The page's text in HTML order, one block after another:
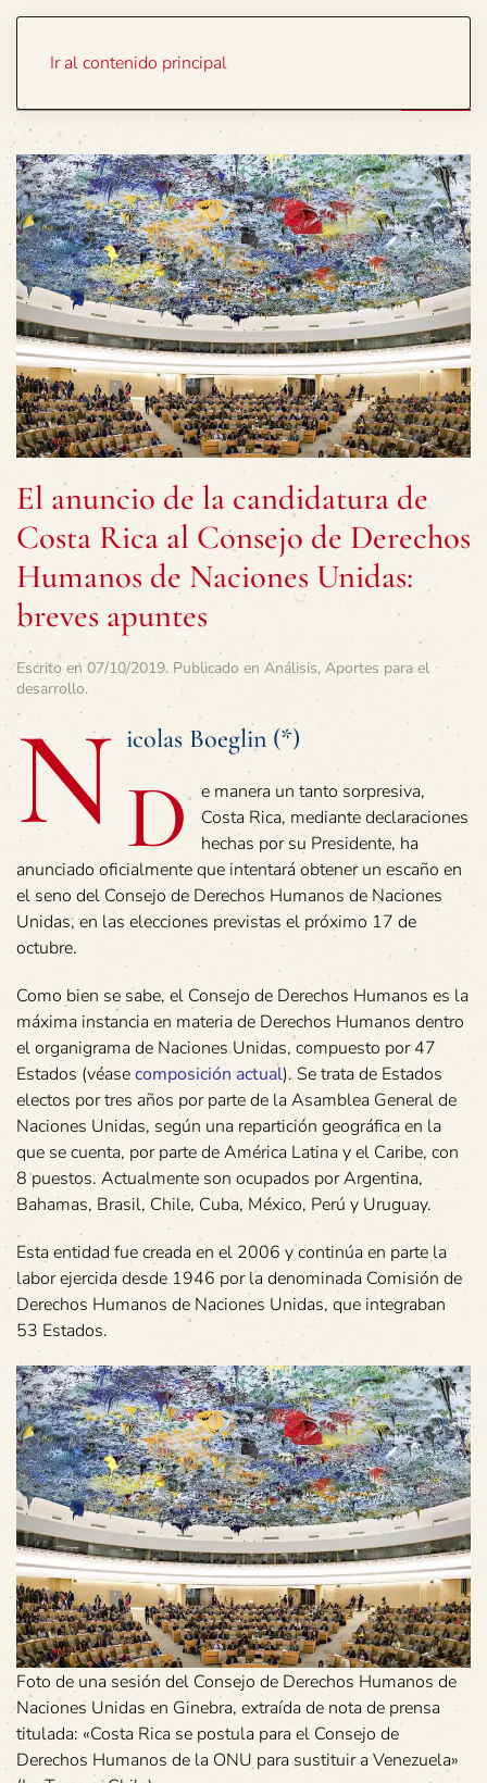
Ir al contenido principal
El anuncio de la candidatura de
Costa Rica al Consejo de Derechos
Humanos de Naciones Unidas:
breves apuntes
Escrito en 07/10/2019. Publicado en Análisis, Aportes para el
desarrollo.
N icolas Boeglin (*)
D e manera un tanto sorpresiva,
Costa Rica, mediante declaraciones
hechas por su Presidente, ha
anunciado oficialmente que intentará obtener un escaño en
el seno del Consejo de Derechos Humanos de Naciones
Unidas, en las elecciones previstas el próximo 17 de
octubre.
Como bien se sabe, el Consejo de Derechos Humanos es la
máxima instancia en materia de Derechos Humanos dentro
el organigrama de Naciones Unidas, compuesto por 47
Estados (véasecomposición actual). Se trata de Estados
electos por tres años por parte de la Asamblea General de
Naciones Unidas, según una repartición geográfica en la
que se cuenta, por parte de América Latina y el Caribe, con
8 puestos. Actualmente son ocupados por Argentina,
Bahamas, Brasil, Chile, Cuba, México, Perú y Uruguay.
Esta entidad fue creada en el 2006 y continúa en parte la
labor ejercida desde 1946 por la denominada Comisión de
Derechos Humanos de Naciones Unidas, que integraban
53 Estados.
Foto de una sesión del Consejo de Derechos Humanos de
Naciones Unidas en Ginebra, extraída de nota de prensa
titulada: «Costa Rica se postula para el Consejo de
Derechos Humanos de la ONU para sustituir a Venezuela»